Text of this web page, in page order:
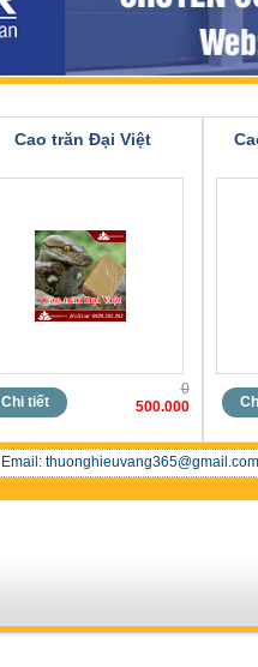
Cao trăn Đại Việt
Chi tiết
0
500.000
Email: